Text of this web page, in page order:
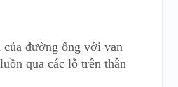
đường ống với van
qua các lỗ trên thân